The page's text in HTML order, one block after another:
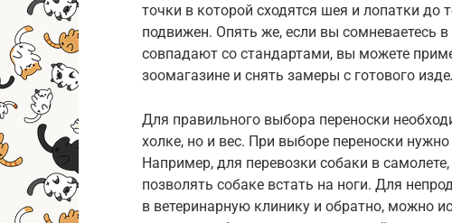
точки в которой сходятся шея и лопатки до
подвижен. Опять же, если вы сомневаетесь
совпадают со стандартами, вы можете
зоомагазине и снять замеры с готового
Для правильного выбора переноски
холке, но и вес. При выборе переноски
Например, для перевозки собаки в
позволять собаке встать на ноги. Для
в ветеринарную клинику и обратно, можно